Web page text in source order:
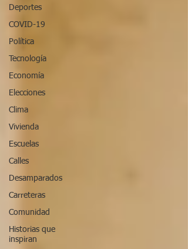
Deportes
COVID-19
Política
Tecnología
Economía
Elecciones
Clima
Vivienda
Escuelas
Calles
Desamparados
Carreteras
Comunidad
Historias que
inspiran